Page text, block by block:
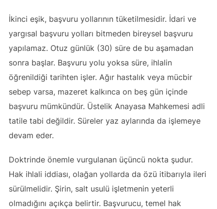
İkinci eşik, başvuru yollarının tüketilmesidir. İdari ve
yargısal başvuru yolları bitmeden bireysel başvuru
yapılamaz. Otuz günlük (30) süre de bu aşamadan
sonra başlar. Başvuru yolu yoksa süre, ihlalin
öğrenildiği tarihten işler. Ağır hastalık veya mücbir
sebep varsa, mazeret kalkınca on beş gün içinde
başvuru mümkündür. Üstelik Anayasa Mahkemesi adli
tatile tabi değildir. Süreler yaz aylarında da işlemeye
devam eder.
Doktrinde önemle vurgulanan üçüncü nokta şudur.
Hak ihlali iddiası, olağan yollarda da özü itibarıyla ileri
sürülmelidir. Şirin, salt usulü işletmenin yeterli
olmadığını açıkça belirtir. Başvurucu, temel hak